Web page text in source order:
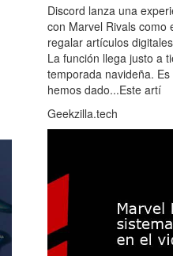
Discord lanza una
con Marvel Rivals
regalar artículos
La función llega justo a
temporada navideña.
hemos dado...Este artí
Geekzilla.tech